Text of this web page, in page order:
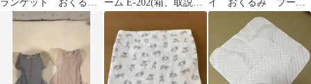
ランケット おくる
み 綿100%
ーム E-202(箱、取説、
電池付属)
イ おくるみ プーさ
ん 1枚バラ売り①